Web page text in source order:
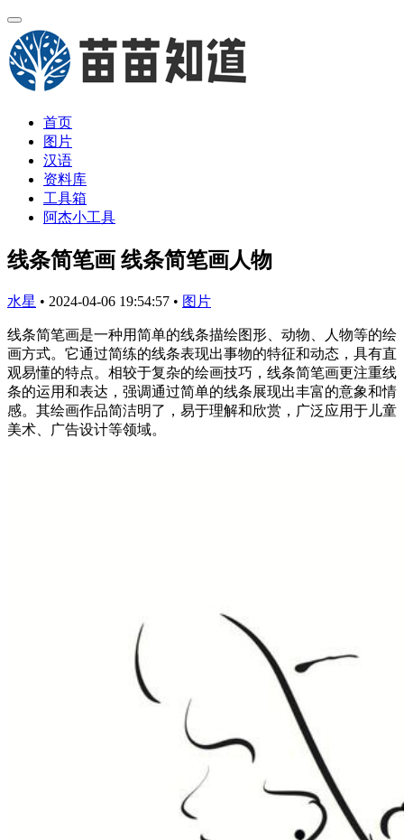
首页
图片
汉语
资料库
工具箱
阿杰小工具
线条简笔画 线条简笔画人物
水星 • 2024-04-06 19:54:57 • 图片
线条简笔画是一种用简单的线条描绘图形、动物、人物等的绘
画方式。它通过简练的线条表现出事物的特征和动态，具有直
观易懂的特点。相较于复杂的绘画技巧，线条简笔画更注重线
条的运用和表达，强调通过简单的线条展现出丰富的意象和情
感。其绘画作品简洁明了，易于理解和欣赏，广泛应用于儿童
美术、广告设计等领域。